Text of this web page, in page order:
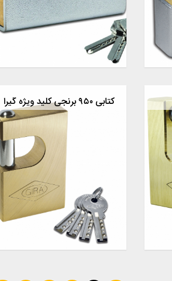
کتابی ۹۵۰ برنجی کلید ویژه گیرا